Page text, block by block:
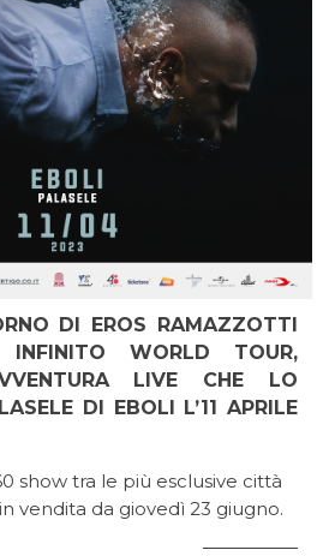
DI EROS RAMAZZOTTI
WORLD TOUR,
LIVE CHE LO
DI EBOLI L’11 APRILE
show tra le più esclusive città
vendita da giovedì 23 giugno.